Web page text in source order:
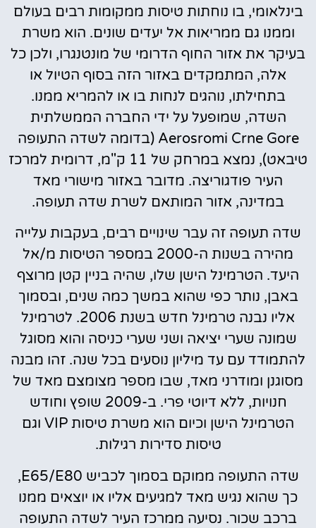
בינלאומי, בו נוחתות טיסות ממקומות רבים בעולם
וממנו גם ממריאות אל יעדים שונים. הוא משרת
בעיקר את אזור החוף הדרומי של מונטנגרו, ולכן כל
אלה, המתמקדים באזור הזה בסוף הטיול או
בתחילתו, נוהגים לנחות בו או להמריא ממנו.
השדה, שמופעל על ידי החברה הממשלתית
Aerosromi Crne Gore (בדומה לשדה התעופה
טיבאט), נמצא במרחק של 11 ק"מ, דרומית למרכז
העיר פודגוריצה. מדובר באזור מישורי מאד
במדינה, אזור המותאם לשרת שדה תעופה.
שדה תעופה זה עבר שינויים רבים, בעקבות עלייה
מהירה בשנות ה-2000 במספר הטיסות מ/אל
היעד. הטרמינל הישן שלו, שהיה בניין קטן מרוצף
באבן, נותר כפי שהוא במשך כמה שנים, ובסמוך
אליו נבנה טרמינל חדש בשנת 2006. לטרמינל
שמונה שערי יציאה ושני שערי כניסה והוא מסוגל
להתמודד עם עד מיליון נוסעים בכל שנה. זהו מבנה
מסוגנן ומודרני מאד, שבו מספר מצומצם מאד של
חנויות, ללא דיוטי פרי. ב-2009 שופץ וחודש
הטרמינל הישן וכיום הוא משרת טיסות VIP וגם
טיסות סדירות רגילות.
שדה התעופה ממוקם בסמוך לכביש E65/E80,
כך שהוא נגיש מאד למגיעים אליו או יוצאים ממנו
ברכב שכור. נסיעה ממרכז העיר לשדה התעופה